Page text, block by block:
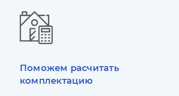
Поможем расчитать
комплектацию